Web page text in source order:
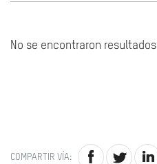
No se encontraron resultados
COMPARTIR VÍA: